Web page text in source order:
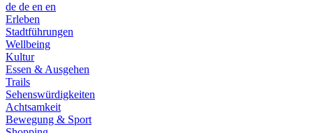
de de en en
Erleben
Stadtführungen
Wellbeing
Kultur
Essen & Ausgehen
Trails
Sehenswürdigkeiten
Achtsamkeit
Bewegung & Sport